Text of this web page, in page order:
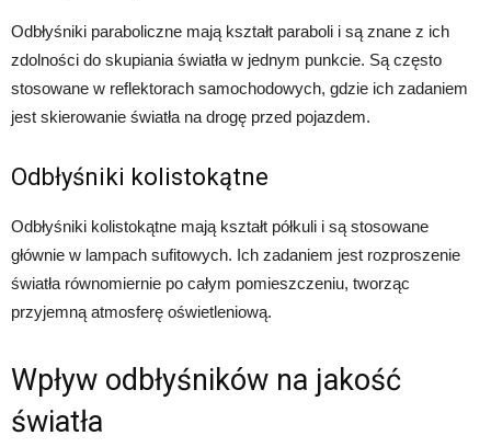
Odbłyśniki paraboliczne mają kształt paraboli i są znane z ich
zdolności do skupiania światła w jednym punkcie. Są często
stosowane w reflektorach samochodowych, gdzie ich zadaniem
jest skierowanie światła na drogę przed pojazdem.
Odbłyśniki kolistokątne
Odbłyśniki kolistokątne mają kształt półkuli i są stosowane
głównie w lampach sufitowych. Ich zadaniem jest rozproszenie
światła równomiernie po całym pomieszczeniu, tworząc
przyjemną atmosferę oświetleniową.
Wpływ odbłyśników na jakość
światła